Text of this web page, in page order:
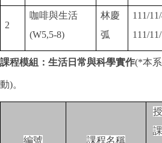
2
咖啡與生活
(W5,5-8)
林慶
弧
111/
111/
課程模組：生活日常與科學實作(*本
動)。
編號 課程名稱
授
課